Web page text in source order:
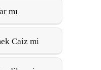
mı
Caiz mi